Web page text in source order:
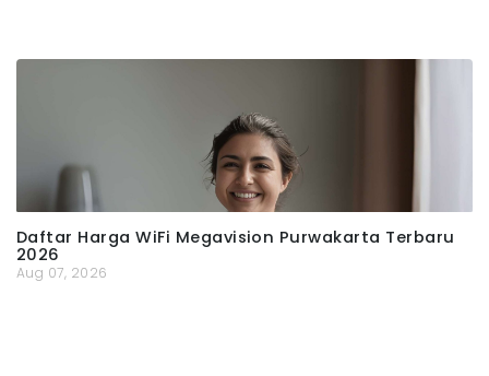
Daftar Harga WiFi Megavision Purwakarta Terbaru
2026
Aug 07, 2026